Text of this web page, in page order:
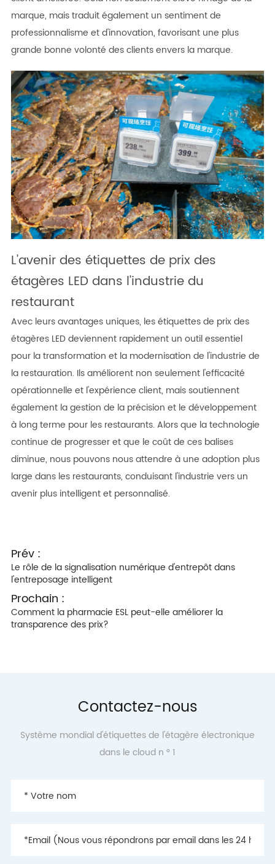
marque, mais traduit également un sentiment de
professionnalisme et d'innovation, favorisant une plus
grande bonne volonté des clients envers la marque.
L'avenir des étiquettes de prix des
étagères LED dans l'industrie du
restaurant
Avec leurs avantages uniques, les étiquettes de prix des
étagères LED deviennent rapidement un outil essentiel
pour la transformation et la modernisation de l'industrie de
la restauration. Ils améliorent non seulement l'efficacité
opérationnelle et l'expérience client, mais soutiennent
également la gestion de la précision et le développement
à long terme pour les restaurants. Alors que la technologie
continue de progresser et que le coût de ces balises
diminue, nous pouvons nous attendre à une adoption plus
large dans les restaurants, conduisant l'industrie vers un
avenir plus intelligent et personnalisé.
Prév :
Le rôle de la signalisation numérique d'entrepôt dans
l'entreposage intelligent
Prochain :
Comment la pharmacie ESL peut-elle améliorer la
transparence des prix?
Contactez-nous
Système mondial d'étiquettes de l'étagère électronique
dans le cloud n ° 1